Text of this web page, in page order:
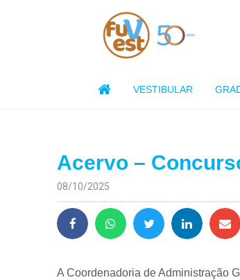
 VESTIBULAR
Acervo –
08/10/2025
A Coordenadoria de Administração